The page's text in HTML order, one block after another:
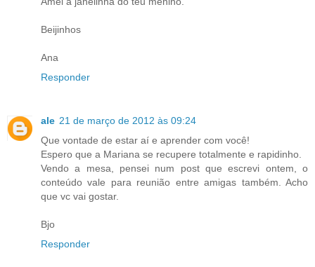
Beijinhos
Ana
Responder
ale 21 de março de 2012 às 09:24
Que vontade de estar aí e aprender com você!
Espero que a Mariana se recupere totalmente e rapidinho.
Vendo a mesa, pensei num post que escrevi ontem, o
conteúdo vale para reunião entre amigas também. Acho
que vc vai gostar.
Bjo
Responder